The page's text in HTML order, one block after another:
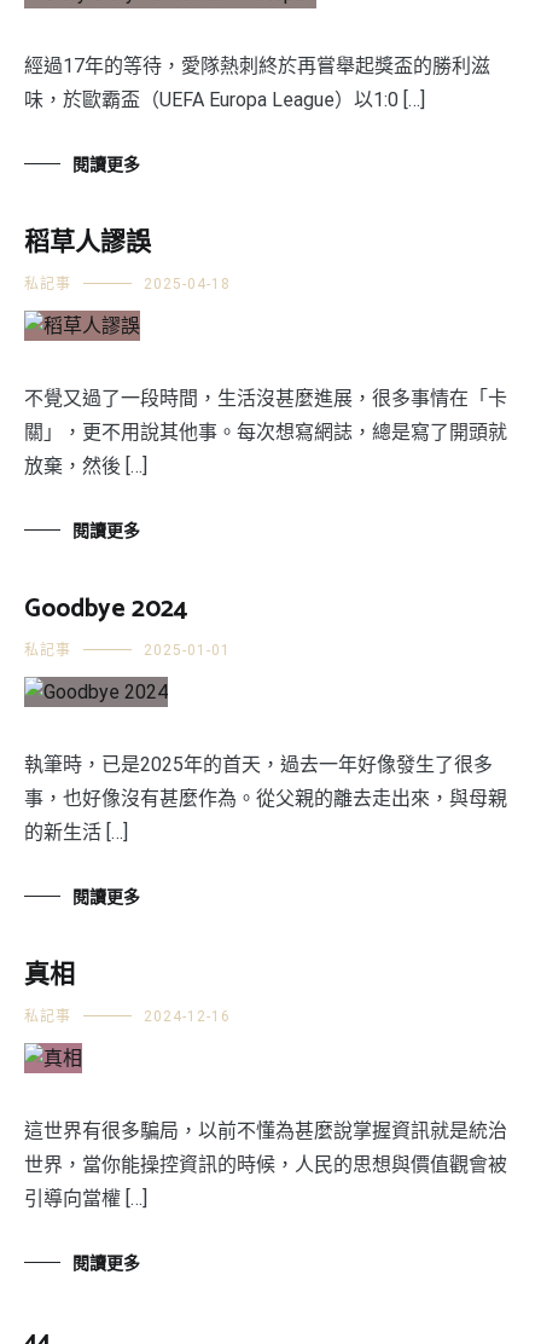
經過17年的等待，愛隊熱刺終於再嘗舉起獎盃的勝利滋
味，於歐霸盃（UEFA Europa League）以1:0 […]
閱讀更多
稻草人謬誤
私記事 2025-04-18
不覺又過了一段時間，生活沒甚麼進展，很多事情在「卡
關」，更不用說其他事。每次想寫網誌，總是寫了開頭就
放棄，然後 […]
閱讀更多
Goodbye 2024
私記事 2025-01-01
執筆時，已是2025年的首天，過去一年好像發生了很多
事，也好像沒有甚麼作為。從父親的離去走出來，與母親
的新生活 […]
閱讀更多
真相
私記事 2024-12-16
這世界有很多騙局，以前不懂為甚麼說掌握資訊就是統治
世界，當你能操控資訊的時候，人民的思想與價值觀會被
引導向當權 […]
閱讀更多